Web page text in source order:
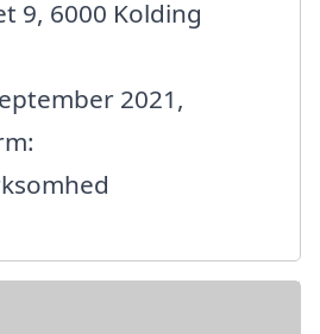
6000 Kolding
2021,